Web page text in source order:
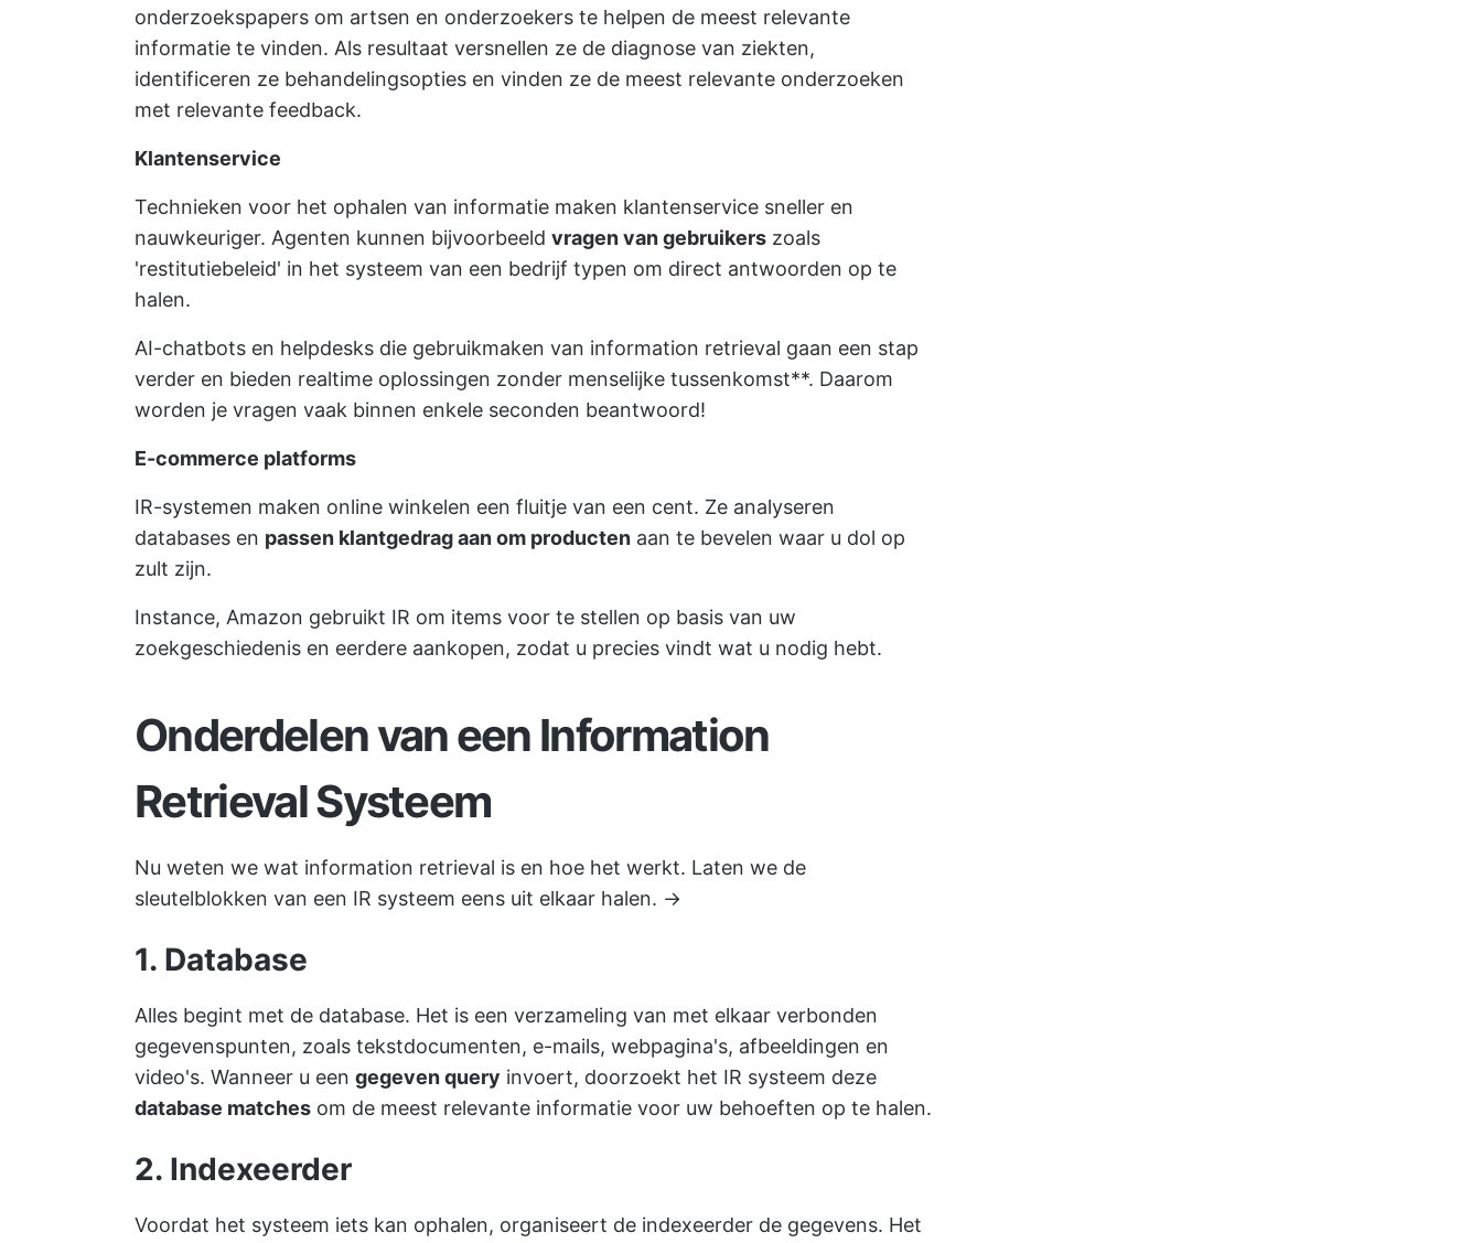
onderzoekspapers om artsen en onderzoekers te helpen de meest relevante
informatie te vinden. Als resultaat versnellen ze de diagnose van ziekten,
identificeren ze behandelingsopties en vinden ze de meest relevante onderzoeken
met relevante feedback.
Klantenservice
Technieken voor het ophalen van informatie maken klantenservice sneller en
nauwkeuriger. Agenten kunnen bijvoorbeeld vragen van gebruikers zoals
'restitutiebeleid' in het systeem van een bedrijf typen om direct antwoorden op te
halen.
AI-chatbots en helpdesks die gebruikmaken van information retrieval gaan een stap
verder en bieden realtime oplossingen zonder menselijke tussenkomst**. Daarom
worden je vragen vaak binnen enkele seconden beantwoord!
E-commerce platforms
IR-systemen maken online winkelen een fluitje van een cent. Ze analyseren
databases en passen klantgedrag aan om producten aan te bevelen waar u dol op
zult zijn.
Instance, Amazon gebruikt IR om items voor te stellen op basis van uw
zoekgeschiedenis en eerdere aankopen, zodat u precies vindt wat u nodig hebt.
Onderdelen van een Information
Retrieval Systeem
Nu weten we wat information retrieval is en hoe het werkt. Laten we de
sleutelblokken van een IR systeem eens uit elkaar halen. →
1. Database
Alles begint met de database. Het is een verzameling van met elkaar verbonden
gegevenspunten, zoals tekstdocumenten, e-mails, webpagina's, afbeeldingen en
video's. Wanneer u een gegeven query invoert, doorzoekt het IR systeem deze
database matches om de meest relevante informatie voor uw behoeften op te halen.
2. Indexeerder
Voordat het systeem iets kan ophalen, organiseert de indexeerder de gegevens. Het